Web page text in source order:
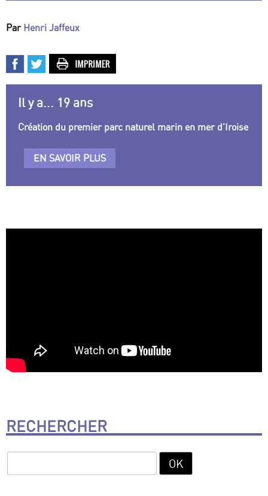
Par Henri Jaffeux
Il y a... 19 ans
Création du premier parc naturel marin en mer d’Iroise
EN SAVOIR PLUS
RECHERCHER